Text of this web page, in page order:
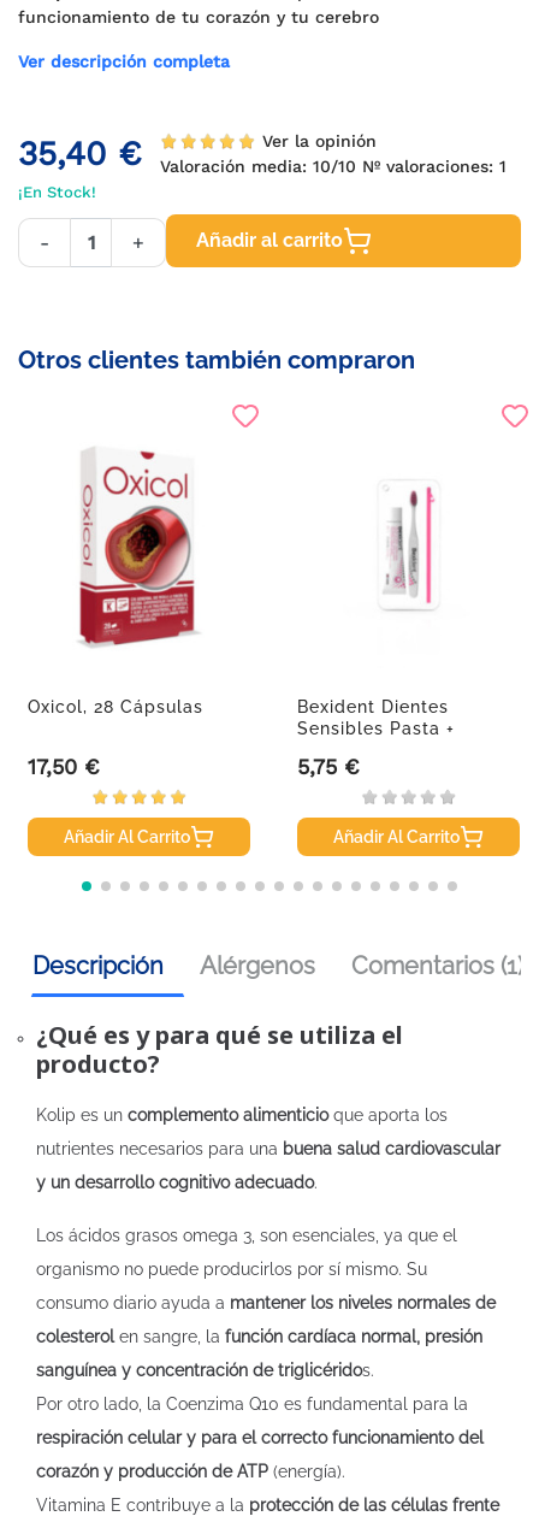
funcionamiento de tu corazón y tu cerebro
Ver descripción completa
35,40 €
Ver la opinión
Valoración media: 10/10 Nº valoraciones: 1
¡En Stock!
- + Añadir al carrito
Otros clientes también compraron
Oxicol, 28 Cápsulas
Precio
17,50 €
Añadir Al Carrito
Bexident Dientes
Sensibles Pasta +
Precio
5,75 €
Añadir Al Carrito
Descripción Alérgenos Comentarios (1)
¿Qué es y para qué se utiliza el
producto?
Kolip es un complemento alimenticioque aporta los
nutrientes necesarios para una buena salud cardiovascular
y un desarrollo cognitivo adecuado.
Los ácidos grasos omega 3, son esenciales, ya que el
organismo no puede producirlos por sí mismo. Su
consumo diario ayuda a mantener los niveles normales de
colesterolen sangre, la función cardíaca normal, presión
sanguínea y concentración de triglicéridos.
Por otro lado, la Coenzima Q10 es fundamental para la
respiración celular y para el correcto funcionamiento del
corazón y producción de ATP (energía).
Vitamina E contribuye a la protección de las células frente